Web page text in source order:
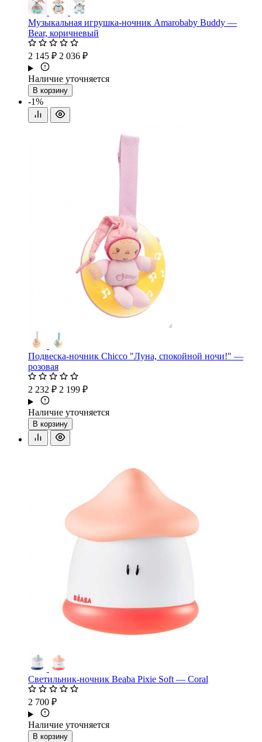
Музыкальная игрушка-ночник Amarobaby Buddy —
Bear, коричневый
2 145 ₽ 2 036 ₽
Наличие уточняется
В корзину
-1%
Подвеска-ночник Chicco "Луна, спокойной ночи!" —
розовая
2 232 ₽ 2 199 ₽
Наличие уточняется
В корзину
Светильник-ночник Beaba Pixie Soft — Coral
2 700 ₽
Наличие уточняется
В корзину